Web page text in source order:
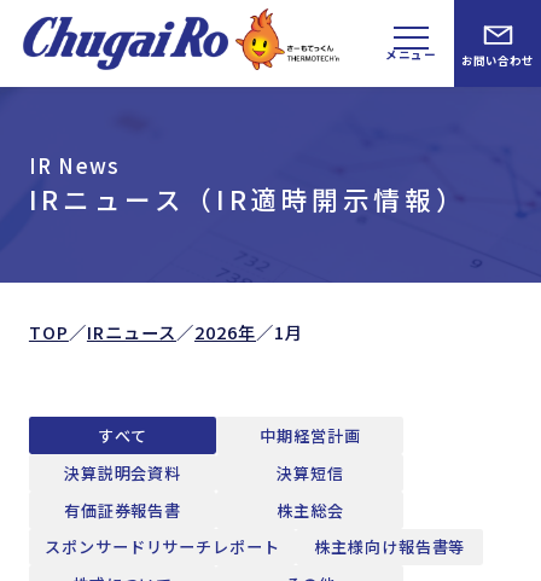
メニュー お問い合わせ
IR News
IRニュース（IR適時開示情報）
TOP／IRニュース／2026年／1月
すべて
中期経営計画
決算説明会資料
決算短信
有価証券報告書
株主総会
スポンサードリサーチレポート
株主様向け報告書等